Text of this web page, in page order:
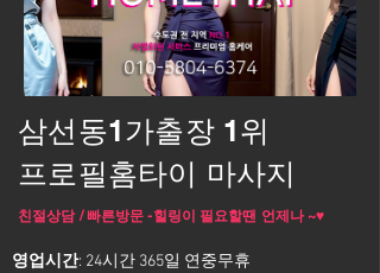
삼선동1가출장 1위
프로필홈타이 마사지
친절상담 / 빠른방문 -힐링이 필요할땐 언제나 ~♥
영업시간: 24시간 365일 연중무휴